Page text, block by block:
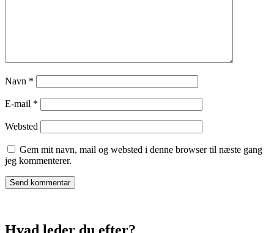
Navn *
E-mail *
Websted
Gem mit navn, mail og websted i denne browser til næste gang
jeg kommenterer.
Hvad leder du efter?